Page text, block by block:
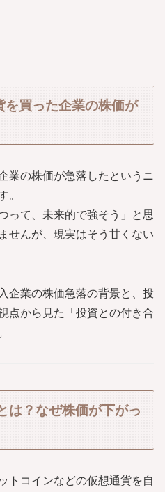
を買った企業の株価が
業の株価が急落したというニ
。
って、未来的で強そう」と思
せんが、現実はそう甘くない
企業の株価急落の背景と、投
点から見た「投資との付き合
は？なぜ株価が下がっ
トコインなどの仮想通貨を自